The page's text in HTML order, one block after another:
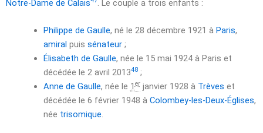
Notre-Dame de Calais . Le couple a trois enfants :
Philippe de Gaulle, né le 28 décembre 1921 à Paris,
amiral puis sénateur;
Élisabeth de Gaulle, née le 15 mai 1924à Paris et
décédée le 2 avril 201348;
Anne de Gaulle, née le 1erjanvier 1928 à Trèves et
décédée le 6 février 1948 à Colombey-les-Deux-Églises,
née trisomique.